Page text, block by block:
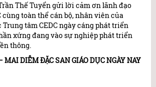
Thế Tuyển gửi lời cảm ơn lãnh đạo
cùng toàn thể cán bộ, nhân viên của
Trung tâm CEDC ngày cáng phát triển
xứng đang vào sự nghiệp phát triển
thông.
MAI DIỄM ĐẶC SAN GIÁO DỤC NGÀY NAY